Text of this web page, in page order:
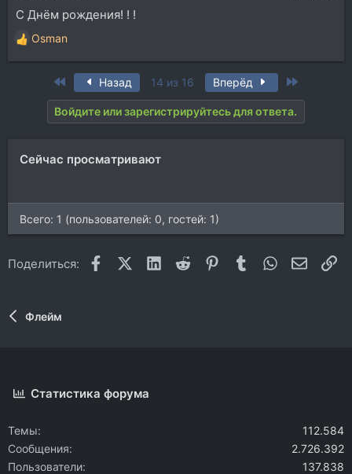
С Днём рождения! ! !
Р
е
Osman
First Назад 14 из 16 Вперёд
Войдите или зарегистрируйтесь для ответа.
Сейчас просматривают
Всего: 1 (пользователей: 0, гостей: 1)
Поделиться: FacebookX (Twitter)
LinkedIn
Reddit Pinterest
Tumblr WhatsApp
Флейм
Статистика форума
Темы
112.584
Сообщения
2.726.392
Пользователи
137.838